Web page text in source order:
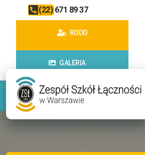
(22) 671 89 37
RODO
GALERIA